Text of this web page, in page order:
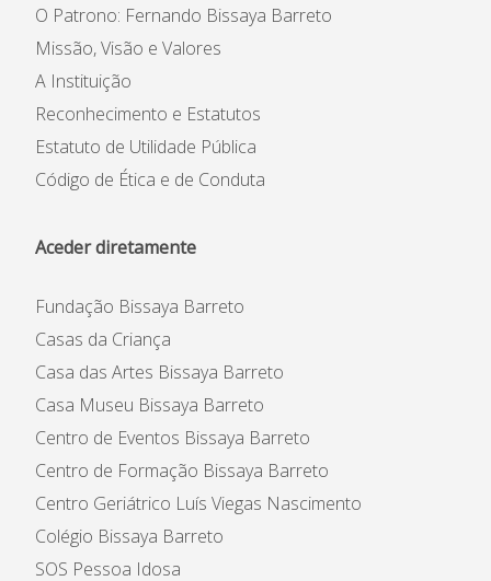
O Patrono: Fernando Bissaya Barreto
Missão, Visão e Valores
A Instituição
Reconhecimento e Estatutos
Estatuto de Utilidade Pública
Código de Ética e de Conduta
Aceder diretamente
Fundação Bissaya Barreto
Casas da Criança
Casa das Artes Bissaya Barreto
Casa Museu Bissaya Barreto
Centro de Eventos Bissaya Barreto
Centro de Formação Bissaya Barreto
Centro Geriátrico Luís Viegas Nascimento
Colégio Bissaya Barreto
SOS Pessoa Idosa